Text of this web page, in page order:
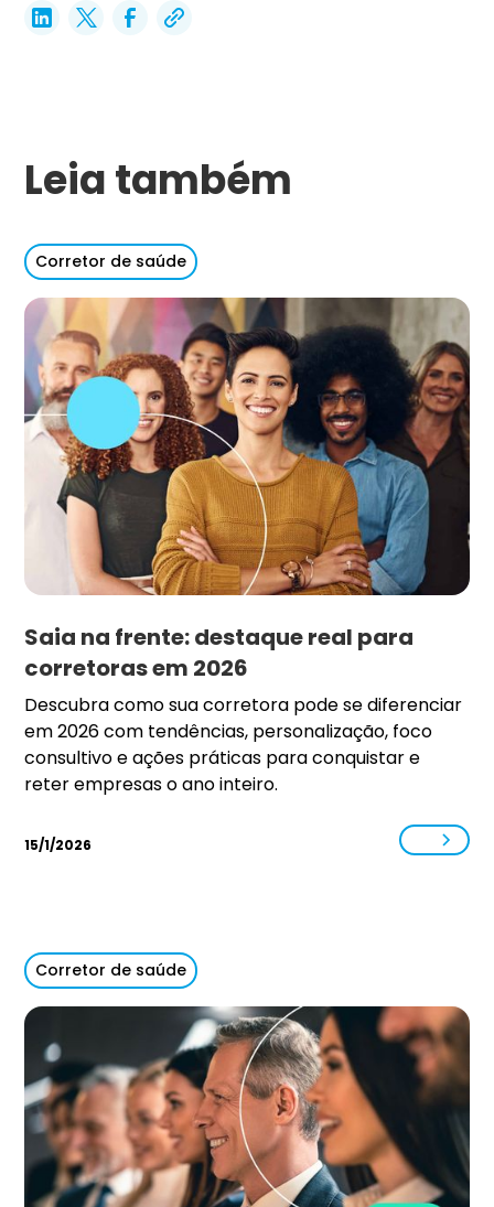
Leia também
Corretor de saúde
Saia na frente: destaque real para
corretoras em 2026
Descubra como sua corretora pode se diferenciar
em 2026 com tendências, personalização, foco
consultivo e ações práticas para conquistar e
reter empresas o ano inteiro.
15/1/2026
Corretor de saúde